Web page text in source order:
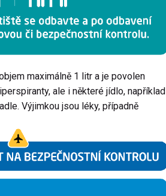
maximálně 1 litr a je povolen
ale i některé jídlo, například
Výjimkou jsou léky, případně